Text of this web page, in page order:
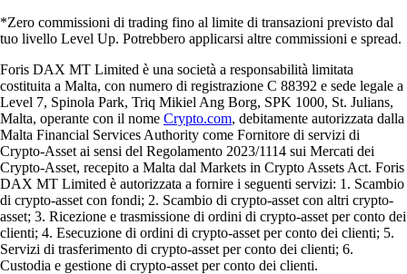
*Zero commissioni di trading fino al limite di transazioni previsto dal
tuo livello Level Up. Potrebbero applicarsi altre commissioni e spread.
Foris DAX MT Limited è una società a responsabilità limitata
costituita a Malta, con numero di registrazione C 88392 e sede legale a
Level 7, Spinola Park, Triq Mikiel Ang Borg, SPK 1000, St. Julians,
Malta, operante con il nome Crypto.com, debitamente autorizzata dalla
Malta Financial Services Authority come Fornitore di servizi di
Crypto-Asset ai sensi del Regolamento 2023/1114 sui Mercati dei
Crypto-Asset, recepito a Malta dal Markets in Crypto Assets Act. Foris
DAX MT Limited è autorizzata a fornire i seguenti servizi: 1. Scambio
di crypto-asset con fondi; 2. Scambio di crypto-asset con altri crypto-
asset; 3. Ricezione e trasmissione di ordini di crypto-asset per conto dei
clienti; 4. Esecuzione di ordini di crypto-asset per conto dei clienti; 5.
Servizi di trasferimento di crypto-asset per conto dei clienti; 6.
Custodia e gestione di crypto-asset per conto dei clienti.